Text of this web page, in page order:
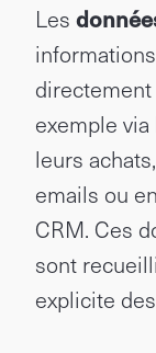
Les
exemple
leurs
emails ou
CRM. Ces
sont
explicite